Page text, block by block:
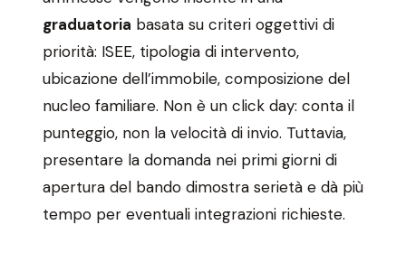
graduatoria basata su criteri oggettivi di
priorità: ISEE, tipologia di intervento,
ubicazione dell’immobile, composizione del
nucleo familiare. Non è un click day: conta il
punteggio, non la velocità di invio. Tuttavia,
presentare la domanda nei primi giorni di
apertura del bando dimostra serietà e dà più
tempo per eventuali integrazioni richieste.